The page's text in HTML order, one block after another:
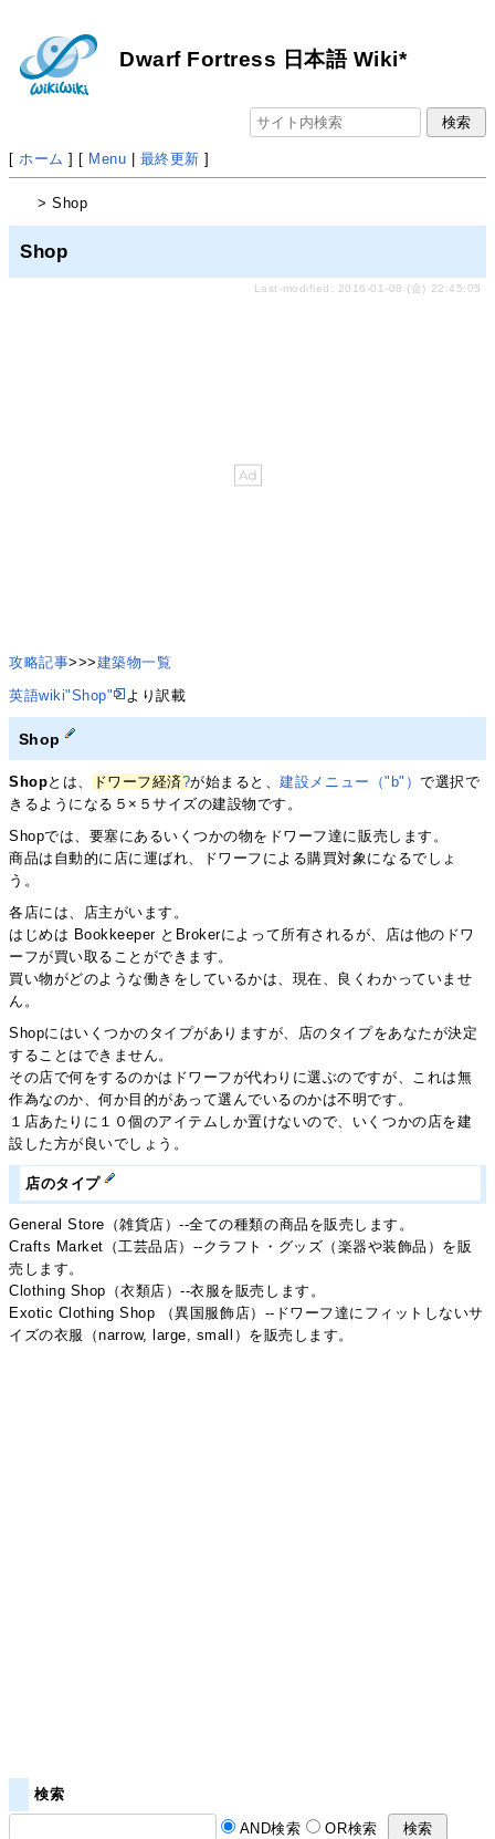
Dwarf Fortress 日本語 Wiki*
[ ホーム ] [ Menu | 最終更新 ]
> Shop
Shop
Last-modified: 2016-01-08 (金) 22:45:05
攻略記事>>>建築物一覧
英語wiki"Shop" より訳載
Shop
Shopとは、 ドワーフ経済?が始まると、建設メニュー（"b"）で選択で
きるようになる５×５サイズの建設物です。
Shopでは、要塞にあるいくつかの物をドワーフ達に販売します。
商品は自動的に店に運ばれ、ドワーフによる購買対象になるでしょ
う。
各店には、店主がいます。
はじめは Bookkeeper とBrokerによって所有されるが、店は他のドワ
ーフが買い取ることができます。
買い物がどのような働きをしているかは、現在、良くわかっていませ
ん。
Shopにはいくつかのタイプがありますが、店のタイプをあなたが決定
することはできません。
その店で何をするのかはドワーフが代わりに選ぶのですが、これは無
作為なのか、何か目的があって選んでいるのかは不明です。
１店あたりに１０個のアイテムしか置けないので、いくつかの店を建
設した方が良いでしょう。
店のタイプ
General Store（雑貨店）--全ての種類の商品を販売します。
Crafts Market（工芸品店）--クラフト・グッズ（楽器や装飾品）を販
売します。
Clothing Shop（衣類店）--衣服を販売します。
Exotic Clothing Shop （異国服飾店）--ドワーフ達にフィットしないサ
イズの衣服（narrow, large, small）を販売します。
検索
AND検索
OR検索